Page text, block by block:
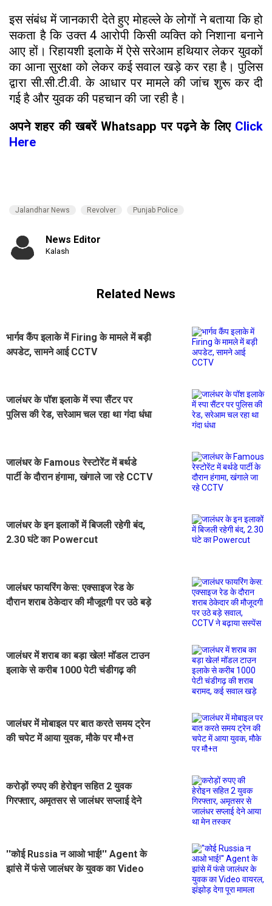
इस संबंध में जानकारी देते हुए मोहल्ले के लोगों ने बताया कि हो
सकता है कि उक्त 4 आरोपी किसी व्यक्ति को निशाना बनाने
आए हों। रिहायशी इलाके में ऐसे सरेआम हथियार लेकर युवकों
का आना सुरक्षा को लेकर कई सवाल खड़े कर रहा है। पुलिस
द्वारा सी.सी.टी.वी. के आधार पर मामले की जांच शुरू कर दी
गई है और युवक की पहचान की जा रही है।
अपने शहर की खबरें Whatsapp पर पढ़ने के लिए Click
Here
Jalandhar News Revolver Punjab Police
News Editor
Kalash
Related News
भार्गव कैंप इलाके में Firing के मामले में बड़ी
अपडेट, सामने आई CCTV
जालंधर के पॉश इलाके में स्पा सैंटर पर
पुलिस की रेड, सरेआम चल रहा था गंदा धंधा
जालंधर के Famous रेस्टोरेंट में बर्थडे
पार्टी के दौरान हंगामा, खंगाले जा रहे CCTV
जालंधर के इन इलाकों में बिजली रहेगी बंद,
2.30 घंटे का Powercut
जालंधर फायरिंग केस: एक्साइज रेड के
दौरान शराब ठेकेदार की मौजूदगी पर उठे बड़े
जालंधर में शराब का बड़ा खेल! मॉडल टाउन
इलाके से करीब 1000 पेटी चंडीगढ़ की
जालंधर में मोबाइल पर बात करते समय ट्रेन
की चपेट में आया युवक, मौके पर मौ+त
करोड़ों रुपए की हेरोइन सहित 2 युवक
गिरफ्तार, अमृतसर से जालंधर सप्लाई देने
''कोई Russia न आओ भाई!'' Agent के
झांसे में फंसे जालंधर के युवक का Video